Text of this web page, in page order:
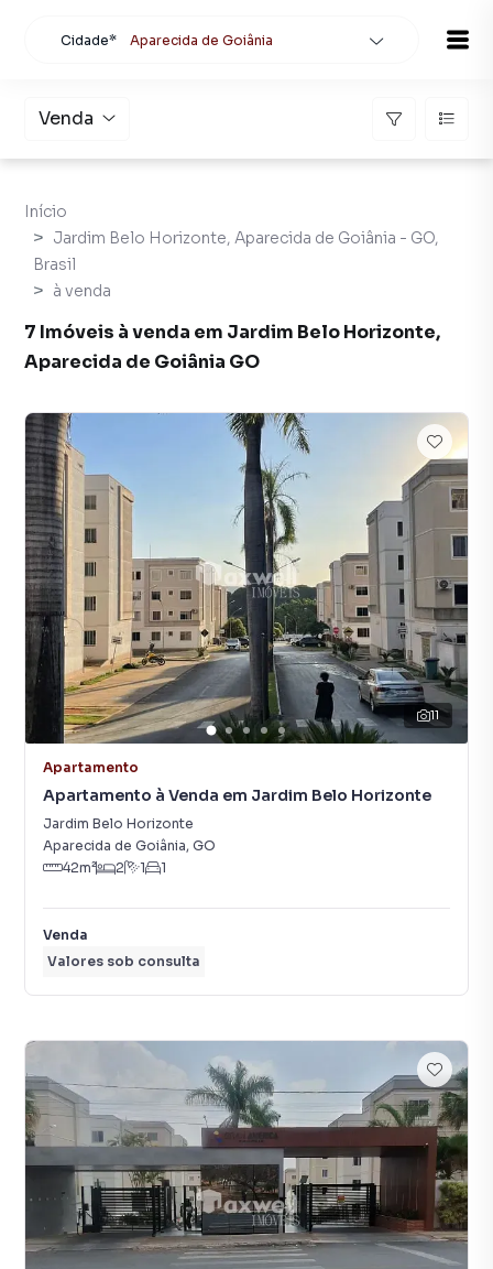
Cidade* Aparecida de Goiânia
Venda
Início
Jardim Belo Horizonte, Aparecida de Goiânia - GO,
Brasil
à venda
7 Imóveis à venda em Jardim Belo Horizonte,
Aparecida de Goiânia GO
11
Apartamento
Apartamento à Venda em Jardim Belo Horizonte
Jardim Belo Horizonte
Aparecida de Goiânia, GO
42m² 2 1 1
Venda
Valores sob consulta